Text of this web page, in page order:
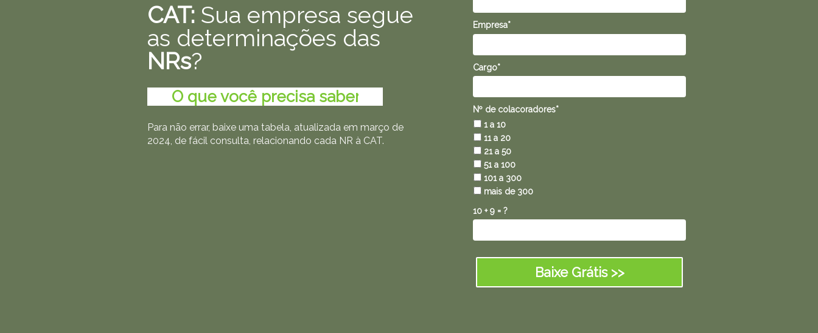
CAT: Sua empresa segue
as determinações das
NRs?
O que você precisa saber
Para não errar, baixe uma tabela, atualizada em março de
2024, de fácil consulta, relacionando cada NR à CAT.
Empresa*
Cargo*
Nº de colacoradores*
1 a 10
11 a 20
21 a 50
51 a 100
101 a 300
mais de 300
10 + 9 = ?
Baixe Grátis >>